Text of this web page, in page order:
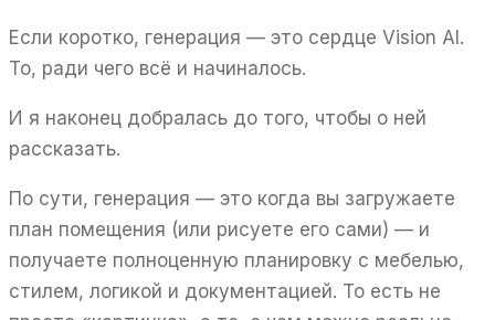
Если коротко, генерация — это сердце Vision AI.
То, ради чего всё и начиналось.
И я наконец добралась до того, чтобы о ней
рассказать.
По сути, генерация — это когда вы загружаете
план помещения (или рисуете его сами) — и
получаете полноценную планировку с мебелью,
стилем, логикой и документацией. То есть не